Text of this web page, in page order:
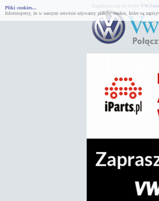
Pliki cookies...
Informujemy, że w naszym serwisie używamy plików cookie, które są
Znajdujesz się na forum